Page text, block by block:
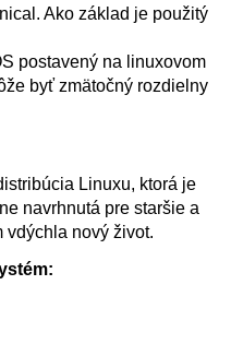
Ako základ je použitý
postavený na linuxovom
byť zmätočný rozdielny
Linuxu, ktorá je
navrhnutá pre staršie a
vdýchla nový život.